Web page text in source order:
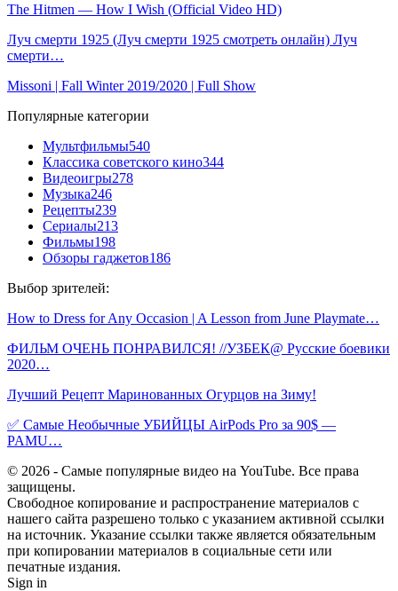
The Hitmen — How I Wish (Official Video HD)
Луч смерти 1925 (Луч смерти 1925 смотреть онлайн) Луч
смерти…
Missoni | Fall Winter 2019/2020 | Full Show
Популярные категории
Мультфильмы540
Классика советского кино344
Видеоигры278
Музыка246
Рецепты239
Сериалы213
Фильмы198
Обзоры гаджетов186
Выбор зрителей:
How to Dress for Any Occasion | A Lesson from June Playmate…
ФИЛЬМ ОЧЕНЬ ПОНРАВИЛСЯ! //УЗБЕК@ Русские боевики
2020…
Лучший Рецепт Маринованных Огурцов на Зиму!
✅ Самые Необычные УБИЙЦЫ AirPods Pro за 90$ —
PAMU…
© 2026 - Самые популярные видео на YouTube. Все права
защищены.
Свободное копирование и распространение материалов с
нашего сайта разрешено только с указанием активной ссылки
на источник. Указание ссылки также является обязательным
при копировании материалов в социальные сети или
печатные издания.
Sign in